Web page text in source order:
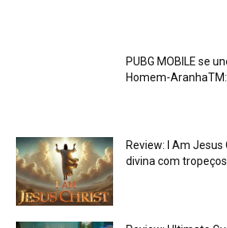
PUBG MOBILE se
Homem-
Review: I Am
divina com